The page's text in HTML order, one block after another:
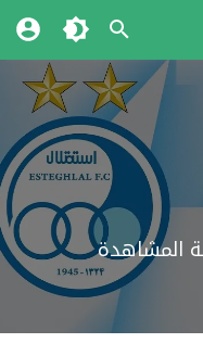
المشاهدة